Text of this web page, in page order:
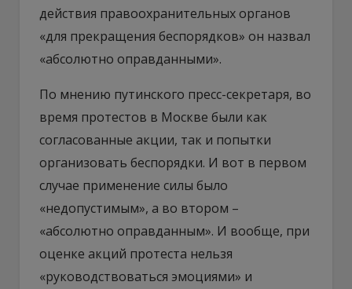
действия правоохранительных органов
«для прекращения беспорядков» он назвал
«абсолютно оправданными».
По мнению путинского пресс-секретаря, во
время протестов в Москве были как
согласованные акции, так и попытки
организовать беспорядки. И вот в первом
случае применение силы было
«недопустимым», а во втором –
«абсолютно оправданным». И вообще, при
оценке акций протеста нельзя
«руководствоваться эмоциями» и